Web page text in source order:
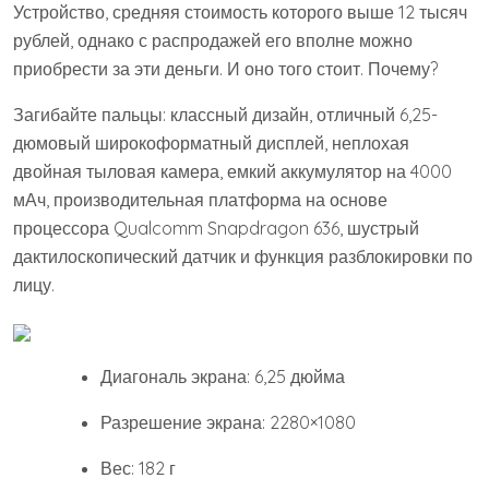
Устройство, средняя стоимость которого выше 12 тысяч
рублей, однако с распродажей его вполне можно
приобрести за эти деньги. И оно того стоит. Почему?
Загибайте пальцы: классный дизайн, отличный 6,25-
дюмовый широкоформатный дисплей, неплохая
двойная тыловая камера, емкий аккумулятор на 4000
мАч, производительная платформа на основе
процессора Qualcomm Snapdragon 636, шустрый
дактилоскопический датчик и функция разблокировки по
лицу.
Диагональ экрана: 6,25 дюйма
Разрешение экрана: 2280×1080
Вес: 182 г